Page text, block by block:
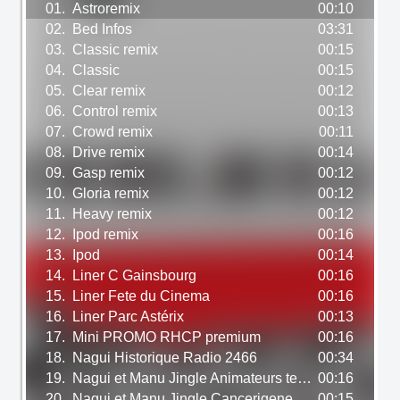
01. Astroremix
00:10
02.
Bed Infos
03:31
03. Classic remix
00:15
04. Classic
00:15
05. Clear remix
00:12
06. Control remix
00:13
07. Crowd remix
00:11
08.
Drive remix
00:14
09. Gasp remix
00:12
10. Gloria remix
00:12
11.
Heavy remix
00:12
12.
Ipod remix
00:16
13. Ipod
00:14
14.
Liner C Gainsbourg
00:16
15.
Liner Fete du Cinema
00:16
16.
Liner Parc Astérix
00:13
17.
Mini PROMO RHCP premium
00:16
18.
Nagui Historique Radio 2466
00:34
19.
Nagui et Manu Jingle Animateurs tele 2225 00:16